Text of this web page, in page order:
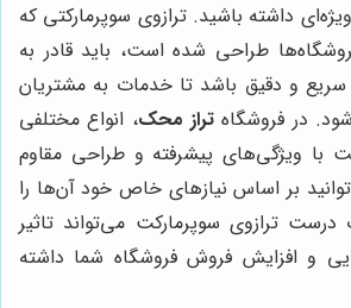
داشته باشید. ترازوی سوپرمارکتی که
طراحی شده است، باید قادر به
سریع و دقیق باشد تا خدمات به مشتریان
در فروشگاهتراز محک، انواع مختلفی
با ویژگی‌های پیشرفته و طراحی مقاوم
بر اساس نیازهای خاص خود آن‌ها را
درست ترازوی سوپرمارکت می‌تواند تاثیر
و افزایش فروش فروشگاه شما داشته